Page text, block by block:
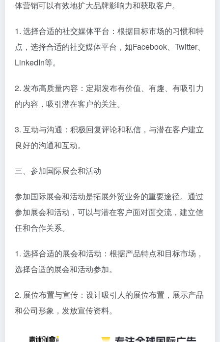
体营销可以有效地扩大品牌影响力和获取客户。
1. 选择合适的社交媒体平台：根据目标市场的习惯和特
点，选择合适的社交媒体平台，如Facebook、Twitter、
LinkedIn等。
2. 发布高质量内容：定期发布有价值、有趣、有吸引力
的内容，吸引潜在客户的关注。
3. 互动与沟通：积极回复评论和私信，与潜在客户建立
良好的沟通和互动。
三、参加国际展会和活动
参加国际展会和活动是拓展外贸业务的重要途径。通过
参加展会和活动，可以与潜在客户面对面交流，建立信
任和合作关系。
1. 选择合适的展会和活动：根据产品特点和目标市场，
选择合适的展会和活动参加。
2. 展位布置与宣传：设计吸引人的展位布置，展示产品
和公司形象，发放宣传资料。